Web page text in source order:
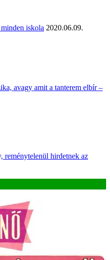
iskola 2020.06.09.
avagy amit a tanterem elbír –
reménytelenül hirdetnek az